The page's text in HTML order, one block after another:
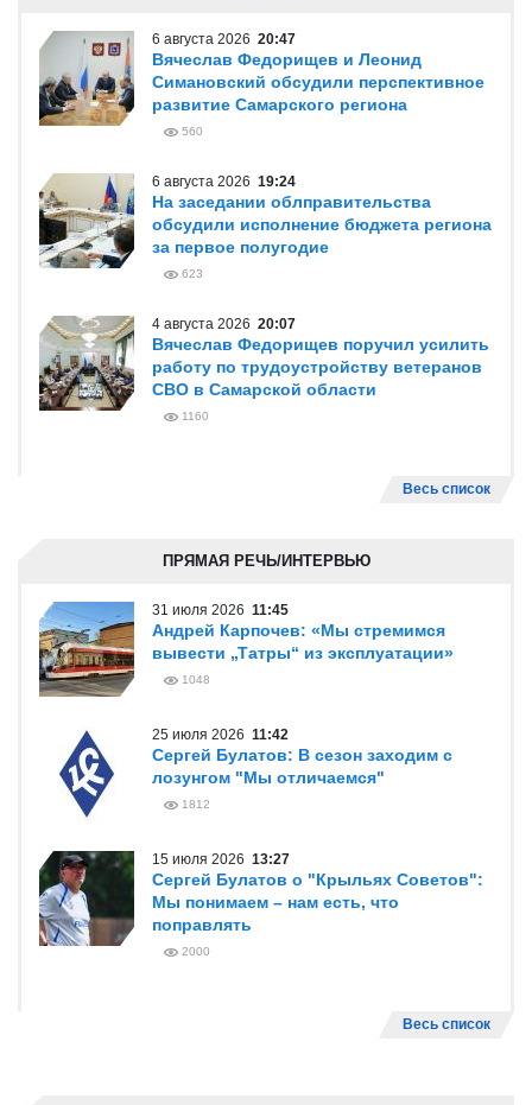
6 августа 2026 20:47
Вячеслав Федорищев и Леонид
Симановский обсудили перспективное
развитие Самарского региона
560
6 августа 2026 19:24
На заседании облправительства
обсудили исполнение бюджета региона
за первое полугодие
623
4 августа 2026 20:07
Вячеслав Федорищев поручил усилить
работу по трудоустройству ветеранов
СВО в Самарской области
1160
Весь список
ПРЯМАЯ РЕЧЬ/ИНТЕРВЬЮ
31 июля 2026 11:45
Андрей Карпочев: «Мы стремимся
вывести „Татры“ из эксплуатации»
1048
25 июля 2026 11:42
Сергей Булатов: В сезон заходим с
лозунгом "Мы отличаемся"
1812
15 июля 2026 13:27
Сергей Булатов о "Крыльях Советов":
Мы понимаем – нам есть, что
поправлять
2000
Весь список